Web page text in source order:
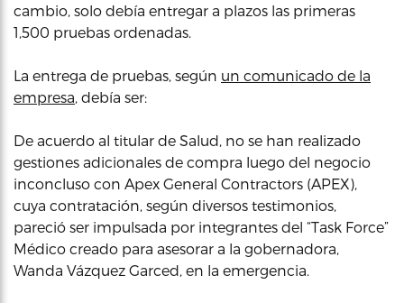
cambio, solo debía entregar a plazos las primeras
1,500 pruebas ordenadas.
La entrega de pruebas, según un comunicado de la
empresa , debía ser:
De acuerdo al titular de Salud, no se han realizado
gestiones adicionales de compra luego del negocio
inconcluso con Apex General Contractors (APEX),
cuya contratación, según diversos testimonios,
pareció ser impulsada por integrantes del “Task Force”
Médico creado para asesorar a la gobernadora,
Wanda Vázquez Garced, en la emergencia.